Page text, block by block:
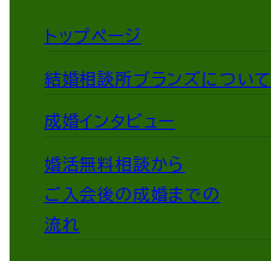
トップページ
結婚相談所ブランズについて
成婚インタビュー
婚活無料相談から
ご入会後の成婚までの
流れ